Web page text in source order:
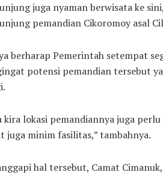
juga nyaman berwisata ke
pemandian Cikoromoy asal
berharap Pemerintah setempat
potensi pemandian tersebut
kira lokasi pemandiannya juga
juga minim fasilitas,” tambahnya.
hal tersebut, Camat